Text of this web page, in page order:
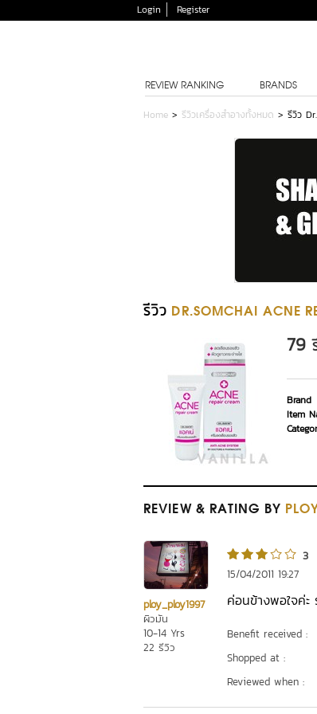
Login Register
REVIEW RANKING BRANDS
Home > รีวิวเครื่องสำอางทั้งหมด > รีวิว
รีวิว DR.SOMCHAI ACNE
79
Brand
Item
REVIEW & RATING BY
ploy_ploy1997
ผิวมัน
10-14 Yrs
22 รีวิว
3
15/04/2011 19:27
ค่อนข้างพอใจค่ะ
Benefit received :
Shopped at :
Reviewed when :